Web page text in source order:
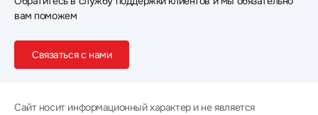
вам поможем
Связаться с нами
Сайт носит информационный характер и не является